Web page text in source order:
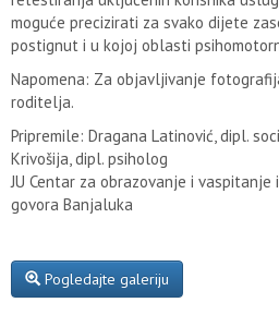
moguće precizirati za svako dijete
postignut i u kojoj oblasti
Napomena: Za objavljivanje
roditelja.
Pripremile: Dragana Latinović, dipl.
Krivošija, dipl. psiholog
JU Centar za obrazovanje i
govora Banjaluka
Pogledajte galeriju